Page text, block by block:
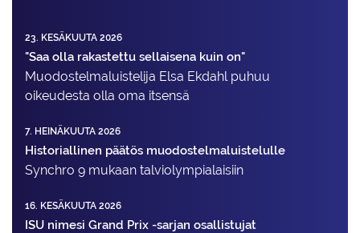
23. KESÄKUUTA 2026
"Saa olla rakastettu sellaisena kuin on"
Muodostelma­luistelija Elsa Ekdahl puhuu
oikeudesta olla oma itsensä
7. HEINÄKUUTA 2026
Historiallinen päätös muodostelmaluistelulle
Synchro 9 mukaan talviolympialaisiin
16. KESÄKUUTA 2026
ISU nimesi Grand Prix -sarjan osallistujat